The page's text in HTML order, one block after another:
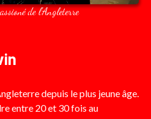
de l'Angleterre
depuis le plus jeune âge.
entre 20 et 30 fois au